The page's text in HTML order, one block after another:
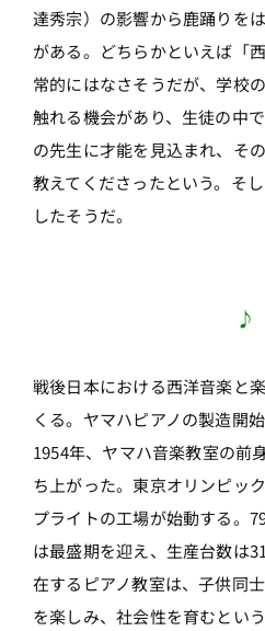
達秀宗）の影響から鹿踊りを
がある。どちらかといえば「
常的にはなさそうだが、学校
触れる機会があり、生徒の中
の先生に才能を見込まれ、そ
教えてくださったという。そ
したそうだ。
♪
戦後日本における西洋音楽と
くる。ヤマハピアノの製造開
1954年、ヤマハ音楽教室の前
ち上がった。東京オリンピッ
プライトの工場が始動する。
は最盛期を迎え、生産台数は
在するピアノ教室は、子供同
を楽しみ、社会性を育むとい